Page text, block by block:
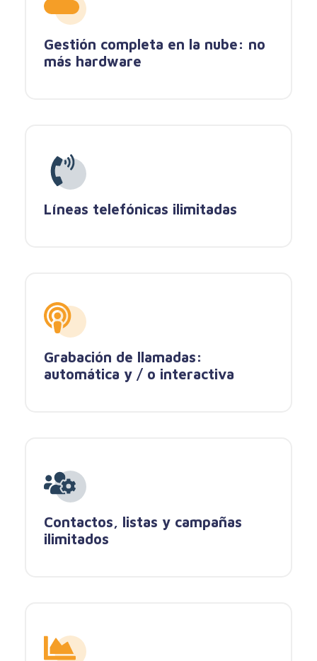
Gestión completa en la nube: no
más hardware
Líneas telefónicas ilimitadas
Grabación de llamadas:
automática y / o interactiva
Contactos, listas y campañas
ilimitados